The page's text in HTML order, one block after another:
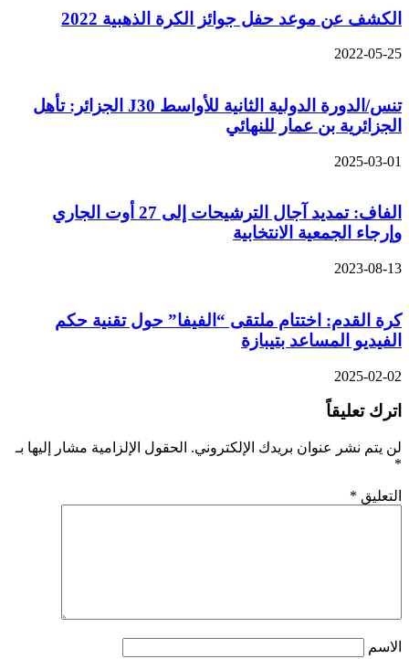
الكشف عن موعد حفل جوائز الكرة الذهبية 2022
2022-05-25
تنس/الدورة الدولية الثانية للأواسط J30 الجزائر: تأهل
الجزائرية بن عمار للنهائي
2025-03-01
الفاف: تمديد آجال الترشيحات إلى 27 أوت الجاري
وإرجاء الجمعية الانتخابية
2023-08-13
كرة القدم: اختتام ملتقى “الفيفا” حول تقنية حكم
الفيديو المساعد بتيبازة
2025-02-02
اترك تعليقاً
لن يتم نشر عنوان بريدك الإلكتروني. الحقول الإلزامية مشار إليها بـ
*
التعليق *
الاسم